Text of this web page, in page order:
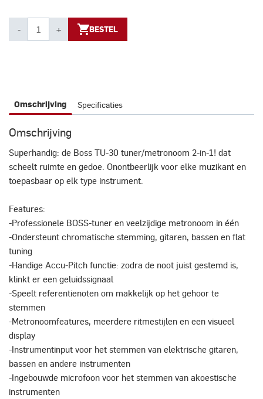
- + BESTEL
Omschrijving Specificaties
Omschrijving
Superhandig: de Boss TU-30 tuner/metronoom 2-in-1! dat
scheelt ruimte en gedoe. Onontbeerlijk voor elke muzikant en
toepasbaar op elk type instrument.
Features:
-Professionele BOSS-tuner en veelzijdige metronoom in één
-Ondersteunt chromatische stemming, gitaren, bassen en flat
tuning
-Handige Accu-Pitch functie: zodra de noot juist gestemd is,
klinkt er een geluidssignaal
-Speelt referentienoten om makkelijk op het gehoor te
stemmen
-Metronoomfeatures, meerdere ritmestijlen en een visueel
display
-Instrumentinput voor het stemmen van elektrische gitaren,
bassen en andere instrumenten
-Ingebouwde microfoon voor het stemmen van akoestische
instrumenten